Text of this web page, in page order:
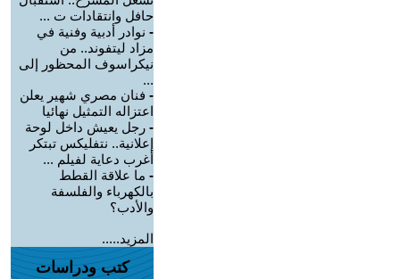
حافل وانتقادات ت ...
- نوادر أدبية وفنية في
مزاد ليتفوند.. من
نيكراسوف المحظور إلى
...
- فنان مصري شهير يعلن
اعتزاله التمثيل نهائيا
- رجل يعيش داخل لوحة
إعلانية.. نتفليكس تبتكر
أغرب دعاية لفيلم ...
- ما علاقة القطط
بالكهرباء والفلسفة
والأدب؟
المزيد.....
كتب ودراسات